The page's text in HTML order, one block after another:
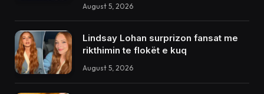
August 5, 2026
Lindsay Lohan surprizon fansat me
rikthimin te flokët e kuq
August 5, 2026